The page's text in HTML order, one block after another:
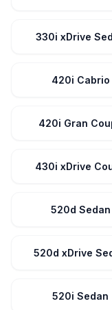
330i xDrive
420i Cabrio
420i Gran
430i xDrive
520d Sedan
520d xDrive
520i Sedan